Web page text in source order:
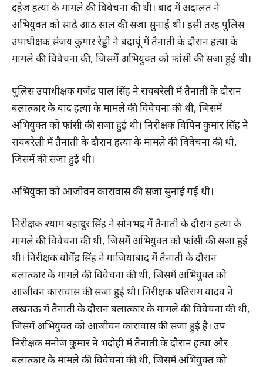
दहेज हत्या के मामले की विवेचना की थी। बाद में अदालत ने
अभियुक्त को साढ़े आठ साल की सजा सुनाई थी। इसी तरह पुलिस
उपाधीक्षक संजय कुमार रेड्डी ने बदायूं में तैनाती के दौरान हत्या के
मामले की विवेचना की, जिसमें अभियुक्त को फांसी की सजा हुई थी।
पुलिस उपाधीक्षक गजेंद्र पाल सिंह ने रायबरेली में तैनाती के दौरान
बलात्कार के बाद हत्या के मामले की विवेचना की थी, जिसमें
अभियुक्त को फांसी की सजा हुई थी। निरीक्षक विपिन कुमार सिंह ने
रायबरेली में तैनाती के दौरान हत्या के मामले की विवेचना की थी,
जिसमें की सजा हुई थी।
अभियुक्त को आजीवन कारावास की सजा सुनाई गई थी।
निरीक्षक श्याम बहादुर सिंह ने सोनभद्र में तैनाती के दौरान हत्या के
मामले की विवेचना की थी, जिसमें अभियुक्त को फांसी की सजा हुई
थी। निरीक्षक योगेंद्र सिंह ने गाजियाबाद में तैनाती के दौरान
बलात्कार के मामले की विवेचना की थी, जिसमें अभियुक्त को
आजीवन कारावास की सजा हुई थी। निरीक्षक पतिराम यादव ने
लखनऊ में तैनाती के दौरान बलात्कार के मामले की विवेचना की थी,
जिसमें अभियुक्त को आजीवन कारावास की सजा हुई है। उप
निरीक्षक मनोज कुमार ने भदोही में तैनाती के दौरान हत्या और
बलात्कार के मामले की विवेचना की थी, जिसमें अभियुक्त को